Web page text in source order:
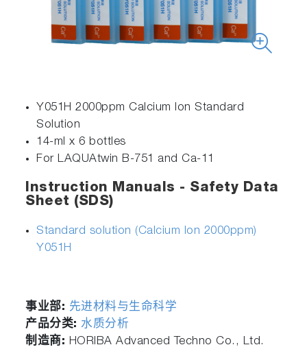
Y051H 2000ppm Calcium Ion Standard
Solution
14-ml x 6 bottles
For LAQUAtwin B-751 and Ca-11
Instruction Manuals - Safety Data
Sheet (SDS)
Standard solution (Calcium Ion 2000ppm)
Y051H
事业部: 先进材料与生命科学
产品分类: 水质分析
制造商: HORIBA Advanced Techno Co., Ltd.